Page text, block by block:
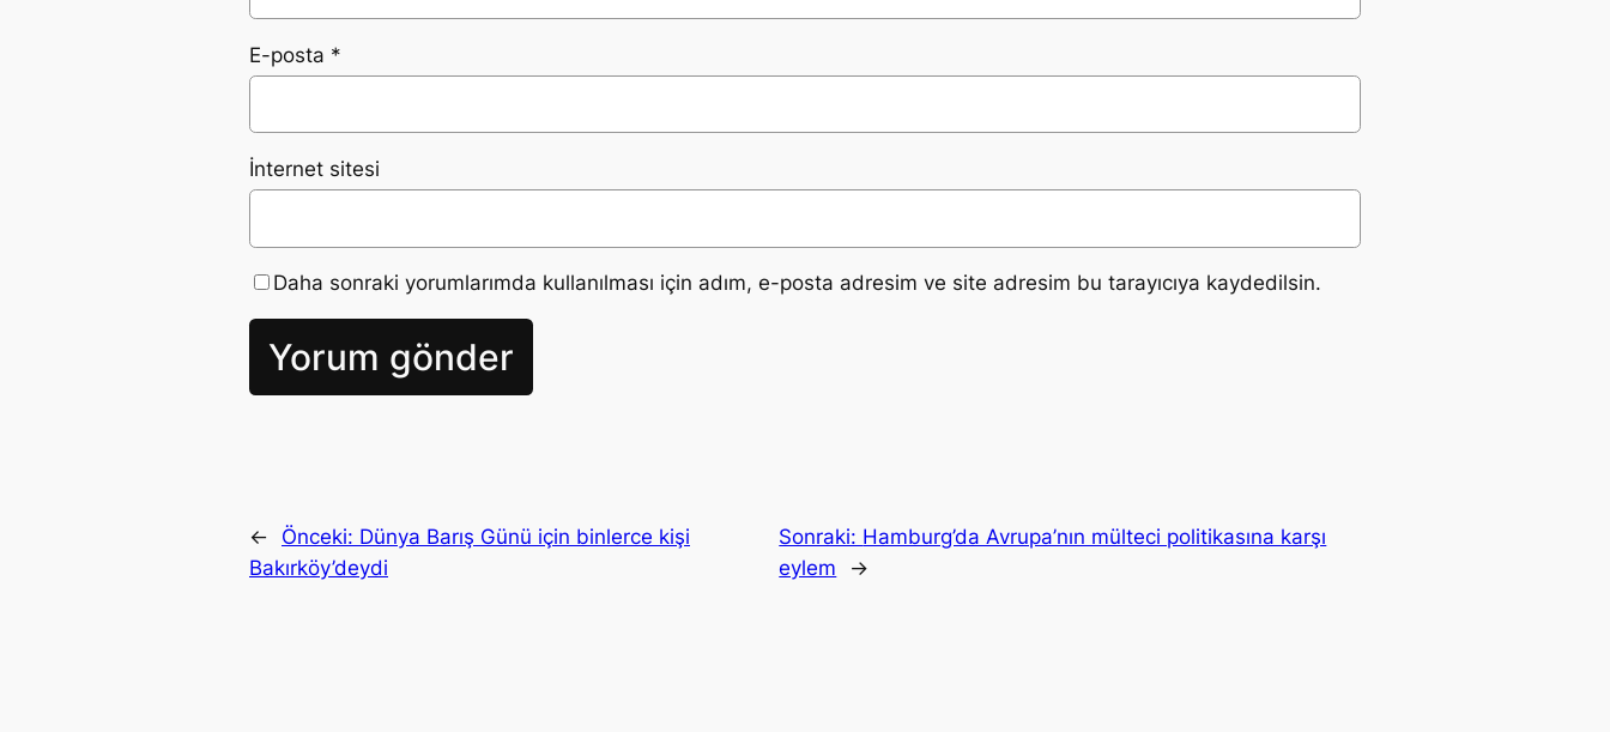
E-posta *
İnternet sitesi
Daha sonraki yorumlarımda kullanılması için adım, e-posta adresim ve site adresim bu tarayıcıya kaydedilsin.
← Önceki: Dünya Barış Günü için binlerce kişi
Bakırköy’deydi
Sonraki: Hamburg’da Avrupa’nın mülteci politikasına karşı
eylem
→